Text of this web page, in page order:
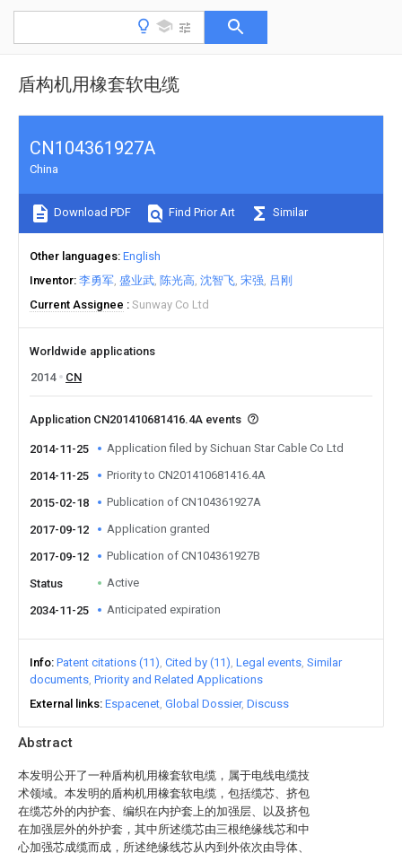
盾构机用橡套软电缆
Abstract
本发明公开了一种盾构机用橡套软电缆，属于电线电缆技
术领域。本发明的盾构机用橡套软电缆，包括缆芯、挤包
在缆芯外的内护套、编织在内护套上的加强层、以及挤包
在加强层外的外护套，其中所述缆芯由三根绝缘线芯和中
心加强芯成缆而成，所述绝缘线芯从内到外依次由导体、
CN104361927A
China
Download PDF Find Prior Art Similar
Other languages English
Inventor 李勇军 盛业武 陈光高 沈智飞 宋强 吕刚
Current Assignee
Sunway Co Ltd
Worldwide applications
2014
CN
Application CN201410681416.4A events
2014-11-25 Application filed by Sichuan Star Cable Co Ltd
2014-11-25 Priority to CN201410681416.4A
2015-02-18 Publication of CN104361927A
2017-09-12 Application granted
2017-09-12 Publication of CN104361927B
Status Active
2034-11-25 Anticipated expiration
Info Patent citations (11) Cited by (11) Legal events Similar
documents Priority and Related Applications
External links Espacenet Global Dossier Discuss